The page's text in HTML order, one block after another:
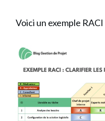
Voici un exemple